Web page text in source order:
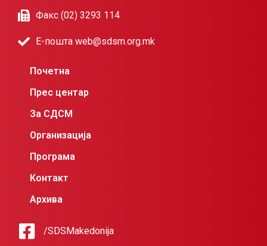
Факс (02) 3293 114
Е-пошта web@sdsm.org.mk
Почетна
Прес центар
За СДСМ
Организација
Програма
Контакт
Архива
/SDSMakedonija